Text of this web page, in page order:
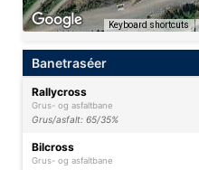
Keyboard shortcuts
Banetraséer
Rallycross
Grus- og asfaltbane
Grus/asfalt: 65/35%
Bilcross
Grus- og asfaltbane